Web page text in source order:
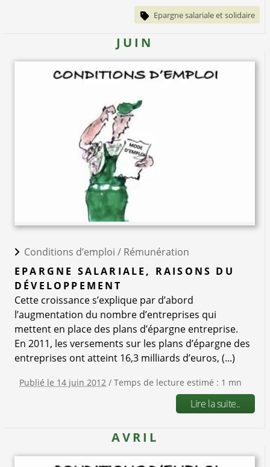
Epargne salariale et solidaire
JUIN
Conditions d’emploi / Rémunération
EPARGNE SALARIALE, RAISONS DU
DÉVELOPPEMENT
Cette croissance s’explique par d’abord
l’augmentation du nombre d’entreprises qui
mettent en place des plans d’épargne entreprise.
En 2011, les versements sur les plans d’épargne des
entreprises ont atteint 16,3 milliards d’euros, (...)
Publié le 14 juin 2012 / Temps de lecture estimé : 1 mn
Lire la suite..
AVRIL